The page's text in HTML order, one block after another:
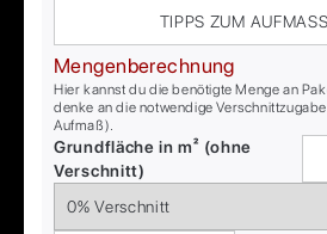
TIPPS ZUM AUFMASS
Mengenberechnung
Hier kannst du die benötigte Menge an
denke an die notwendige
Aufmaß).
Grundfläche in m² (ohne
Verschnitt)